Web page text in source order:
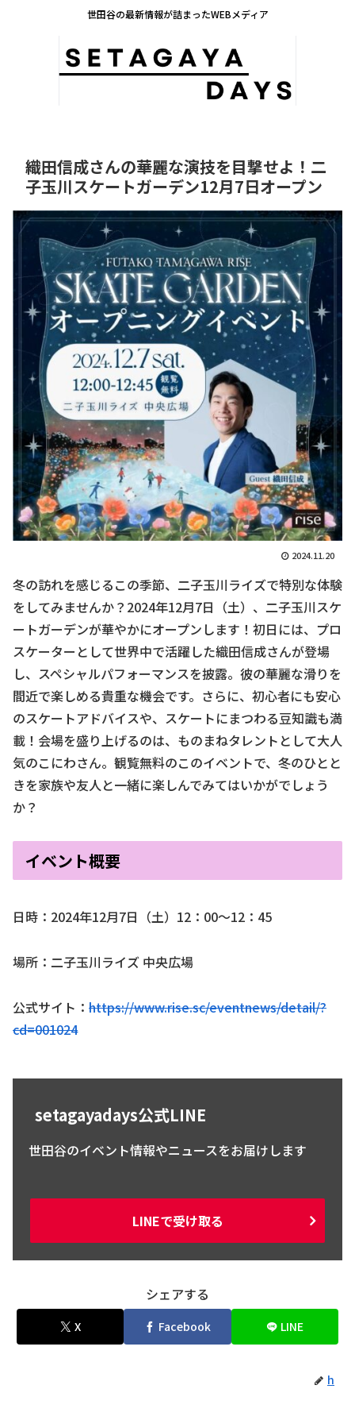
世田谷の最新情報が詰まったWEBメディア
織田信成さんの華麗な演技を目撃せよ！二
子玉川スケートガーデン12月7日オープン
2024.11.20
冬の訪れを感じるこの季節、二子玉川ライズで特別な体験
をしてみませんか？2024年12月7日（土）、二子玉川スケ
ートガーデンが華やかにオープンします！初日には、プロ
スケーターとして世界中で活躍した織田信成さんが登場
し、スペシャルパフォーマンスを披露。彼の華麗な滑りを
間近で楽しめる貴重な機会です。さらに、初心者にも安心
のスケートアドバイスや、スケートにまつわる豆知識も満
載！会場を盛り上げるのは、ものまねタレントとして大人
気のこにわさん。観覧無料のこのイベントで、冬のひとと
きを家族や友人と一緒に楽しんでみてはいかがでしょう
か？
イベント概要
日時：2024年12月7日（土）12：00～12：45
場所：二子玉川ライズ 中央広場
公式サイト： https://www.rise.sc/eventnews/detail/?
cd=001024
setagayadays公式LINE
世田谷のイベント情報やニュースをお届けします
LINEで受け取る
シェアする
X Facebook LINE
h